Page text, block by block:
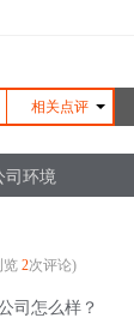
相关点评
司环境
览 2次评论)
司怎么样？